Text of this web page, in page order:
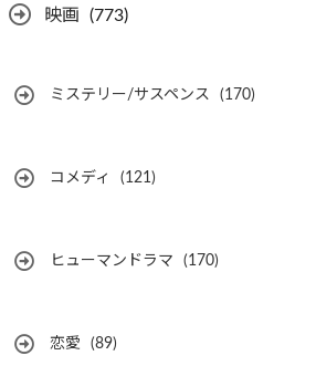
映画 (773)
ミステリー/サスペンス (170)
コメディ (121)
ヒューマンドラマ (170)
恋愛 (89)